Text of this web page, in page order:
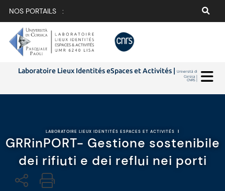
NOS PORTAILS :
Laboratoire Lieux Identités eSpaces et Activités |Università di
Corsica |
CNRS |
LABORATOIRE LIEUX IDENTITÉS ESPACES ET ACTIVITÉS |
GRRinPORT- Gestione sostenibile
dei rifiuti e dei reflui nei porti